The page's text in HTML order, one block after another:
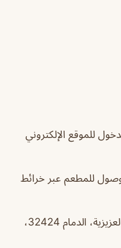
للموقع الإلكتروني
للمطعم عبر خرائط
طريق الخليج، العزيزية، الدمام 32424،